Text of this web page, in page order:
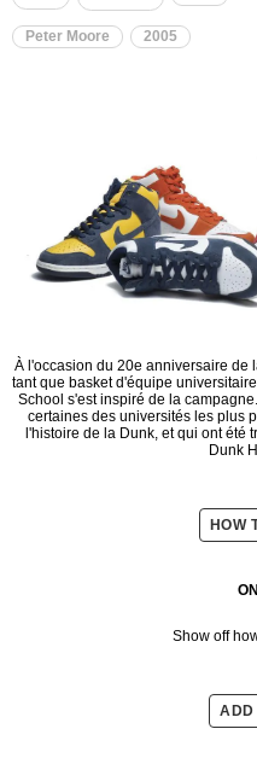
Peter Moore 2005
À l'occasion du 20e anniversaire de
tant que basket d'équipe
School s'est inspiré de la
certaines des universités les plus
l'histoire de la Dunk, et qui ont été
Dunk
HOW
Show off
ADD